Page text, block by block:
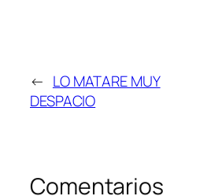
← LO MATARE MUY
DESPACIO
Comentarios